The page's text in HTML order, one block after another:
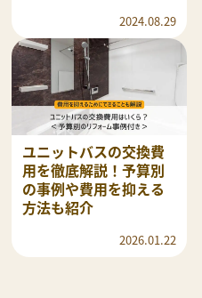
2024.08.29
ユニットバスの交換費
用を徹底解説！予算別
の事例や費用を抑える
方法も紹介
2026.01.22